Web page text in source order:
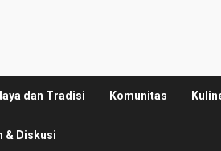
dan Tradisi Komunitas
& Diskusi